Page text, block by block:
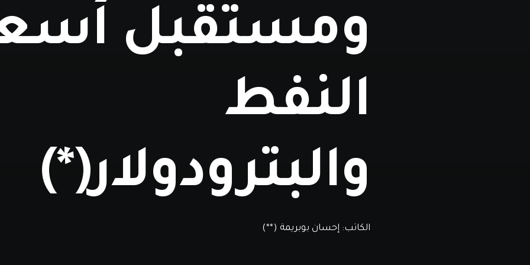
ومستقبل
النفط
والبترودولار(*)
الكاتب: إحسان بوبريمة (**)